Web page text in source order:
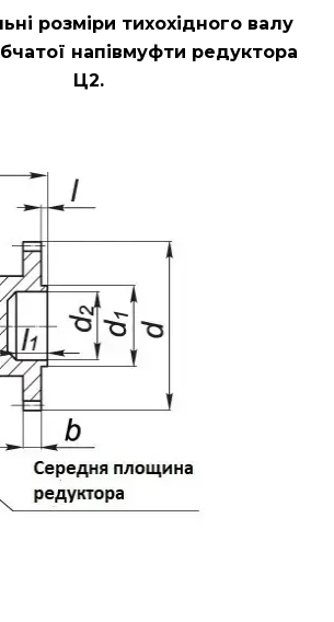
розміри тихохідного валу
напівмуфти редуктора
Ц2.